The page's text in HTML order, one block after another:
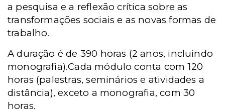
a pesquisa e a reflexão crítica sobre as
transformações sociais e as novas formas de
trabalho.
A duração é de 390 horas (2 anos, incluindo
monografia).Cada módulo conta com 120
horas (palestras, seminários e atividades a
distância), exceto a monografia, com 30
horas.